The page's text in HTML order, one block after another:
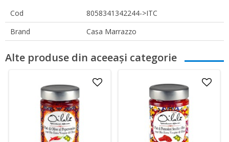
Cod
8058341342244->ITC
Brand
Casa Marrazzo
Alte produse din aceeași categorie